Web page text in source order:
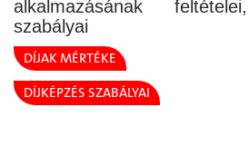
alkalmazásának
szabályai
DÍJAK MÉRTÉKE
DÍJKÉPZÉS SZABÁLYAI